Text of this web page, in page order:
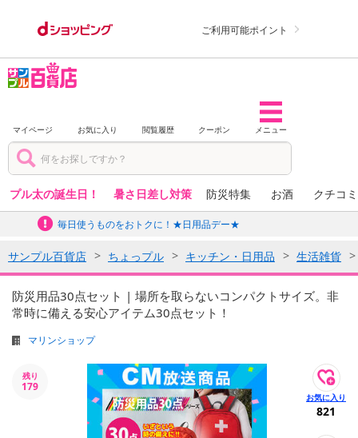
ご利用可能ポイント
マイページ お気に入り 閲覧履歴 クーポン メニュー
プル太の誕生日！ 暑さ日差し対策 防災特集 お酒 クチコ
毎日使うものをおトクに！★日用品デー★
サンプル百貨店 ちょっプル キッチン・日用品 生活雑貨
防災用品30点セット | 場所を取らないコンパクトサイズ。非
常時に備える安心アイテム30点セット！
マリンショップ
残り
179
821